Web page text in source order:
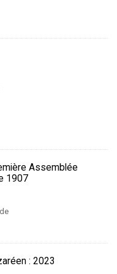
Assemblée
1907
: 2023